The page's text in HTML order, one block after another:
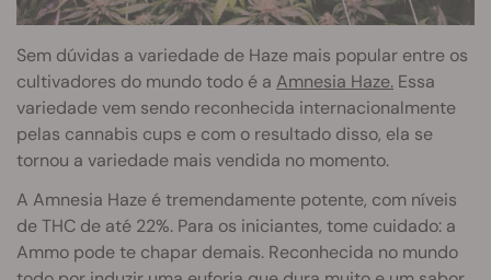
Sem dúvidas a variedade de Haze mais popular entre os
cultivadores do mundo todo é a Amnesia Haze. Essa
variedade vem sendo reconhecida internacionalmente
pelas cannabis cups e com o resultado disso, ela se
tornou a variedade mais vendida no momento.
A Amnesia Haze é tremendamente potente, com níveis
de THC de até 22%. Para os iniciantes, tome cuidado: a
Ammo pode te chapar demais. Reconhecida no mundo